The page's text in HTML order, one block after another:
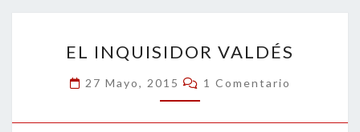
INQUISIDOR
VALDÉS
EL INQUISIDOR VALDÉS
27 Mayo, 2015 Comentarios
1 Comentario